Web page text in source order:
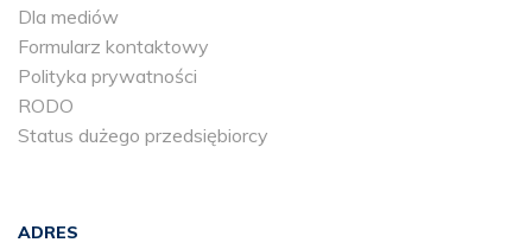
Dla mediów
Formularz kontaktowy
Polityka prywatności
RODO
Status dużego przedsiębiorcy
ADRES